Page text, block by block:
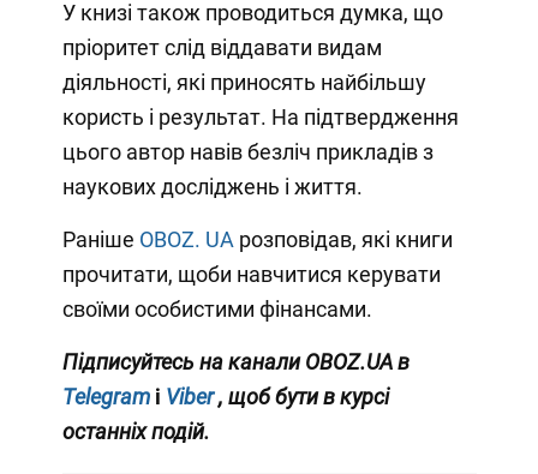
У книзі також проводиться думка, що
пріоритет слід віддавати видам
діяльності, які приносять найбільшу
користь і результат. На підтвердження
цього автор навів безліч прикладів з
наукових досліджень і життя.
Раніше OBOZ. UA розповідав, які книги
прочитати, щоби навчитися керувати
своїми особистими фінансами.
Підписуйтесь на канали OBOZ.UA в
Telegram і Viber , щоб бути в курсі
останніх подій.